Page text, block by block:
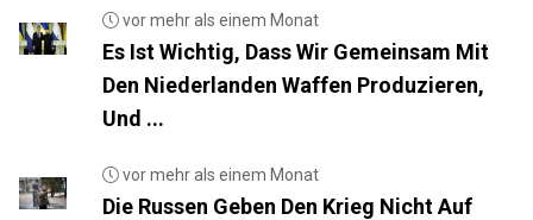
vor mehr als einem Monat
Es Ist Wichtig, Dass Wir Gemeinsam Mit
Den Niederlanden Waffen Produzieren,
Und ...
vor mehr als einem Monat
Die Russen Geben Den Krieg Nicht Auf